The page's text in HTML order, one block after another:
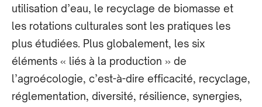
utilisation d’eau, le recyclage de biomasse et
les rotations culturales sont les pratiques les
plus étudiées. Plus globalement, les six
éléments « liés à la production » de
l’agroécologie, c’est-à-dire efficacité, recyclage,
réglementation, diversité, résilience, synergies,